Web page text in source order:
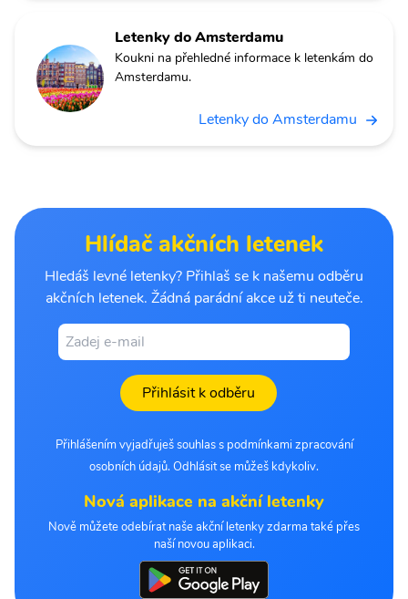
Letenky do Amsterdamu
Koukni na přehledné informace k letenkám do
Amsterdamu.
Letenky do Amsterdamu
Hlídač akčních letenek
Hledáš levné letenky? Přihlaš se k našemu odběru
akčních letenek. Žádná parádní akce už ti neuteče.
Přihlásit k odběru
Přihlášením vyjadřuješ souhlas s podmínkami zpracování
osobních údajů. Odhlásit se můžeš kdykoliv.
Nová aplikace na akční letenky
Nově můžete odebírat naše akční letenky zdarma také přes
naší novou aplikaci.